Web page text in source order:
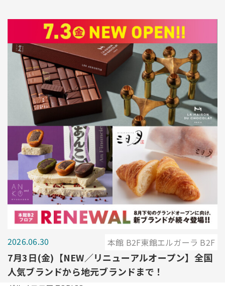
2026.06.30 本館 B2F東館エルガーラ B2F
7月3日(金)【NEW／リニューアルオープン】全国
人気ブランドから地元ブランドまで！